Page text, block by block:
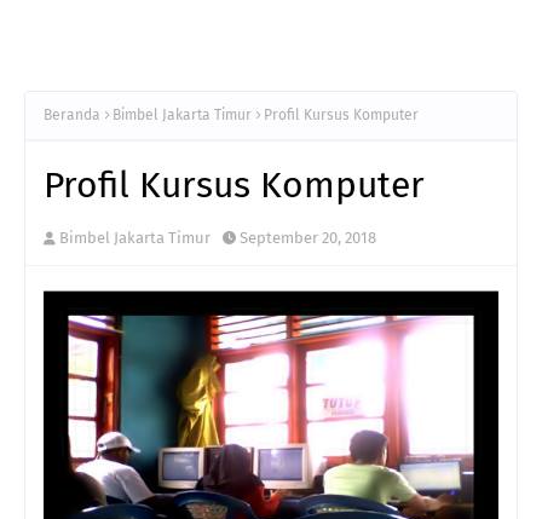
Beranda Bimbel Jakarta Timur Profil Kursus Komputer
Profil Kursus Komputer
Bimbel Jakarta Timur September 20, 2018